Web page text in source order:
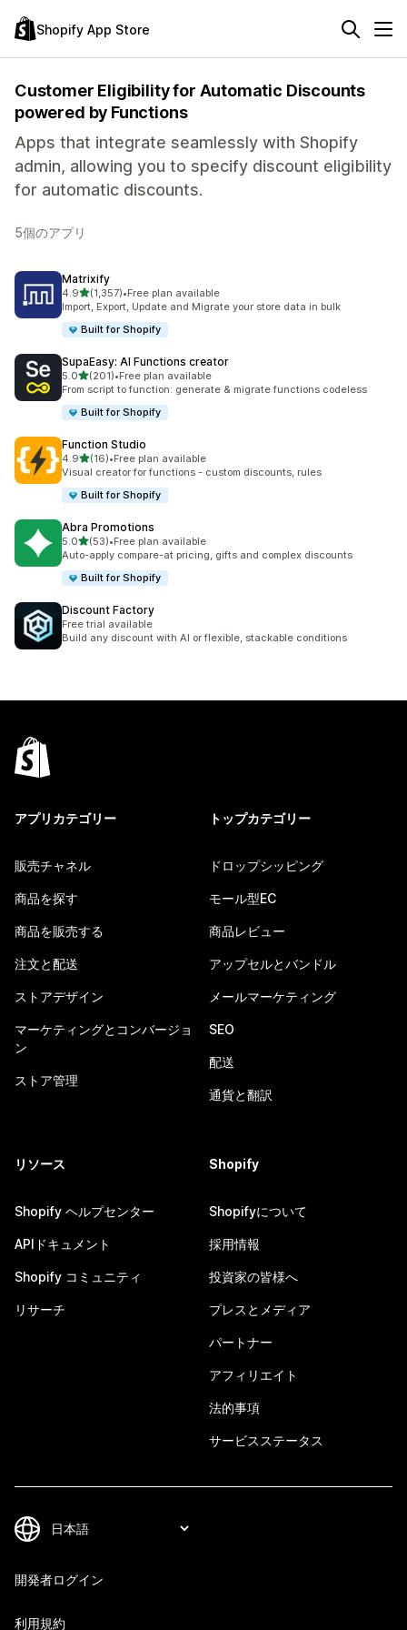
Shopify App Store
Customer Eligibility for Automatic Discounts
powered by Functions
Apps that integrate seamlessly with Shopify
admin, allowing you to specify discount eligibility
for automatic discounts.
5個のアプリ
Matrixify
4.95つ星中
(1,357)
合計レビュー数：1357件
•Free plan available
Import, Export, Update and Migrate your store data in bulk
Built for Shopify
SupaEasy: AI Functions creator
5.05つ星中
(201)
合計レビュー数：201件
•Free plan available
From script to function: generate & migrate functions codeless
Built for Shopify
Function Studio
4.95つ星中
(16)
合計レビュー数：16件
•Free plan available
Visual creator for functions - custom discounts, rules
Built for Shopify
Abra Promotions
5.05つ星中
(53)
合計レビュー数：53件
•Free plan available
Auto-apply compare-at pricing, gifts and complex discounts
Built for Shopify
Discount Factory
Free trial available
Build any discount with AI or flexible, stackable conditions
アプリカテゴリー
販売チャネル
商品を探す
商品を販売する
注文と配送
ストアデザイン
マーケティングとコンバージョ
ン
ストア管理
トップカテゴリー
ドロップシッピング
モール型EC
商品レビュー
アップセルとバンドル
メールマーケティング
SEO
配送
通貨と翻訳
リソース
Shopify ヘルプセンター
APIドキュメント
Shopify コミュニティ
リサーチ
Shopify
Shopifyについて
採用情報
投資家の皆様へ
プレスとメディア
パートナー
アフィリエイト
法的事項
サービスステータス
開発者ログイン
利用規約